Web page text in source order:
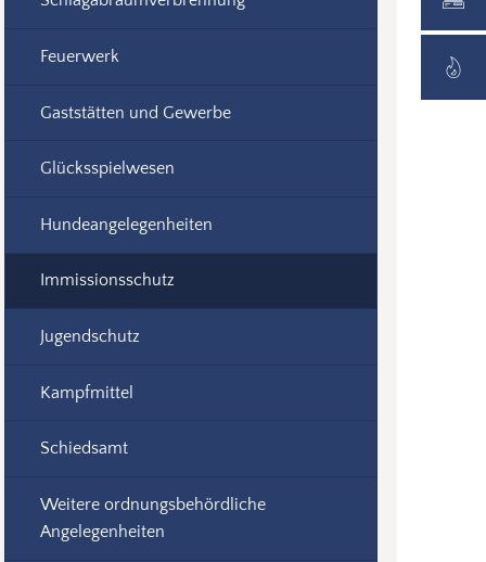
Feuerwerk
Gaststätten und Gewerbe
Glücksspielwesen
Hundeangelegenheiten
Immissionsschutz
Jugendschutz
Kampfmittel
Schiedsamt
Weitere ordnungsbehördliche
Angelegenheiten